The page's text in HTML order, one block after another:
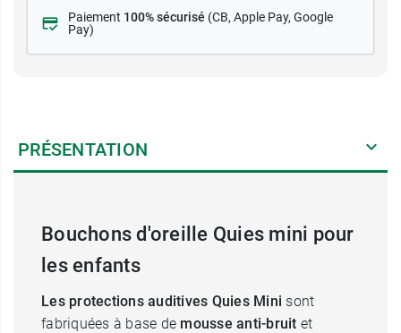
Paiement 100% sécurisé (CB, Apple Pay, Google
Pay)
PRÉSENTATION
Bouchons d'oreille Quies mini pour
les enfants
Les protections auditives Quies Mini sont
fabriquées à base de mousse anti-bruit et